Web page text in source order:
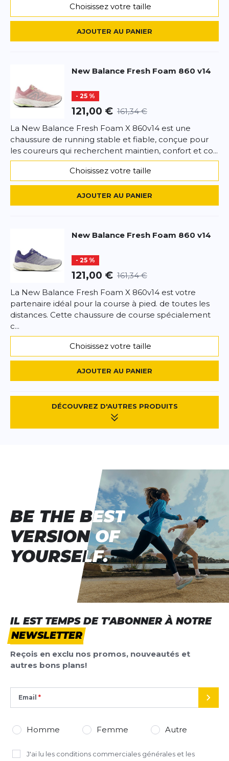
AJOUTER UN AVIS
Ce formulaire est protégé par reCAPTCHA –
Choisissez votre taille
AJOUTER AU PANIER
New Balance Fresh Foam 860 v14
- 25 %
121,00 € 161,34 €
La New Balance Fresh Foam X 860v14 est une
chaussure de running stable et fiable, conçue pour
les coureurs qui recherchent maintien, confort et co...
Choisissez votre taille
AJOUTER AU PANIER
New Balance Fresh Foam 860 v14
- 25 %
121,00 € 161,34 €
La New Balance Fresh Foam X 860v14 est votre
partenaire idéal pour la course à pied. de toutes les
distances. Cette chaussure de course spécialement
c...
Choisissez votre taille
AJOUTER AU PANIER
DÉCOUVREZ D'AUTRES PRODUITS
IL EST TEMPS DE T'ABONNER À NOTRE
NEWSLETTER
Reçois en exclu nos promos, nouveautés et
autres bons plans!
Email
Homme Femme Autre
J'ai lu les conditions commerciales générales et les
BE THE BEST
VERSION OF
YOURSELF.
BE THE BEST
VERSION OF
YOURSELF.